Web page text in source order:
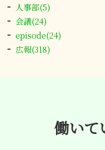
人事部(5)
会議(24)
episode(24)
広報(318)
働いて